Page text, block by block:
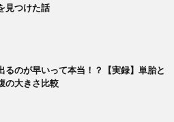
見つけた話
るのが早いって本当！？【実録】単胎と
の大きさ比較